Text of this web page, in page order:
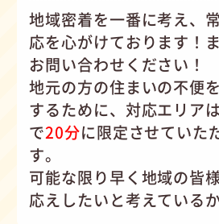
地域密着を一番に考え、
応を心がけております！
お問い合わせください！
地元の方の住まいの不便
するために、対応エリア
で20分に限定させていた
す。
可能な限り早く地域の皆
応えしたいと考えている